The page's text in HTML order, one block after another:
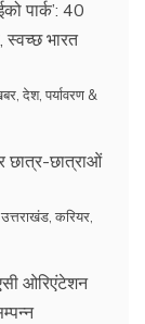
पार्क’: 40
भारत
देश, पर्यावरण &
छात्र-छात्राओं
उत्तराखंड करियर
ओरिएंटेशन